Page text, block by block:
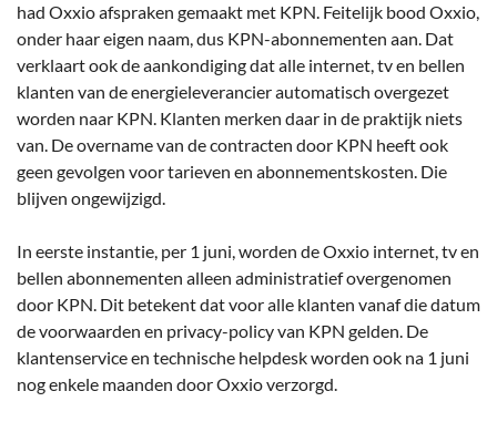
had Oxxio afspraken gemaakt met KPN. Feitelijk bood Oxxio,
onder haar eigen naam, dus KPN-abonnementen aan. Dat
verklaart ook de aankondiging dat alle internet, tv en bellen
klanten van de energieleverancier automatisch overgezet
worden naar KPN. Klanten merken daar in de praktijk niets
van. De overname van de contracten door KPN heeft ook
geen gevolgen voor tarieven en abonnementskosten. Die
blijven ongewijzigd.
In eerste instantie, per 1 juni, worden de Oxxio internet, tv en
bellen abonnementen alleen administratief overgenomen
door KPN. Dit betekent dat voor alle klanten vanaf die datum
de voorwaarden en privacy-policy van KPN gelden. De
klantenservice en technische helpdesk worden ook na 1 juni
nog enkele maanden door Oxxio verzorgd.